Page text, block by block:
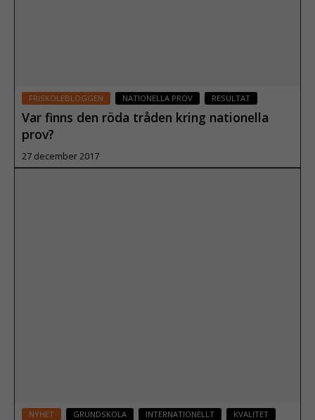
FRISKOLEBLOGGEN NATIONELLA PROV RESULTAT
Var finns den röda tråden kring nationella
prov?
27 december 2017
NYHET GRUNDSKOLA INTERNATIONELLT
KVALITET